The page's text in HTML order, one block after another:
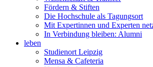
Fördern & Stiften
Die Hochschule als Tagungsort
Mit Expertinnen und Experten
In Verbindung bleiben: Alumni
leben
Studienort Leipzig
Mensa & Cafeteria